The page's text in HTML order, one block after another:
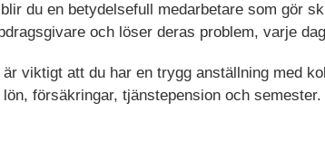
du en betydelsefull medarbetare som gör
och löser deras problem, varje
viktigt att du har en trygg anställning med
försäkringar, tjänstepension och